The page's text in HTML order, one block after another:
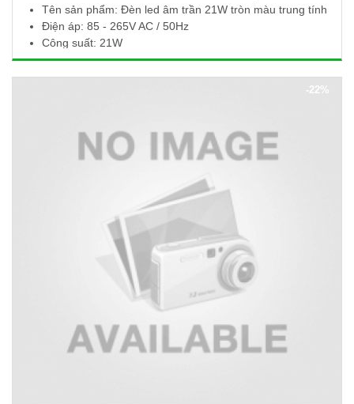
Tên sản phẩm: Đèn led âm trần 21W tròn màu trung tính
Điện áp: 85 - 265V AC / 50Hz
Công suất: 21W
Quang thông: 2100Lm
Nhiệt độ màu: 4000 - 4500K
-22%